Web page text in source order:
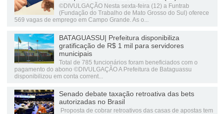
©DIVULGAÇÃO Nesta sexta-feira (12) a Funtrab
(Fundação do Trabalho de Mato Grosso do Sul) oferece
569 vagas de emprego em Campo Grande. As o...
BATAGUASSU| Prefeitura disponibiliza
gratificação de R$ 1 mil para servidores
municipais
Total de 785 funcionários foram beneficiados com o
pagamento do abono ©DIVULGAÇÃO A Prefeitura de Bataguassu
disponibilizou em conta corrent...
Senado debate taxação retroativa das bets
autorizadas no Brasil
Proposta de cobrar retroativos das casas de apostas tem